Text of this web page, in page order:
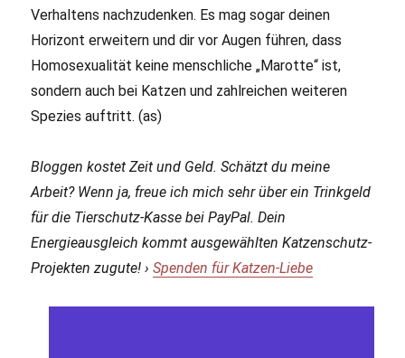
Verhaltens nachzudenken. Es mag sogar deinen
Horizont erweitern und dir vor Augen führen, dass
Homosexualität keine menschliche „Marotte“ ist,
sondern auch bei Katzen und zahlreichen weiteren
Spezies auftritt. (as)
Bloggen kostet Zeit und Geld. Schätzt du meine
Arbeit? Wenn ja, freue ich mich sehr über ein Trinkgeld
für die Tierschutz-Kasse bei PayPal. Dein
Energieausgleich kommt ausgewählten Katzenschutz-
Projekten zugute! ›Spenden für Katzen-Liebe